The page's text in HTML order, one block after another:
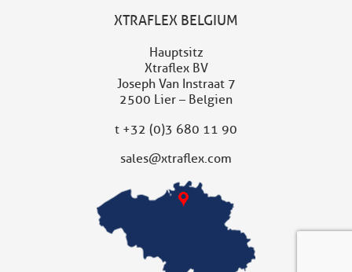
XTRAFLEX BELGIUM
Hauptsitz
Xtraflex BV
Joseph Van Instraat 7
2500 Lier – Belgien
t +32 (0)3 680 11 90
sales@xtraflex.com